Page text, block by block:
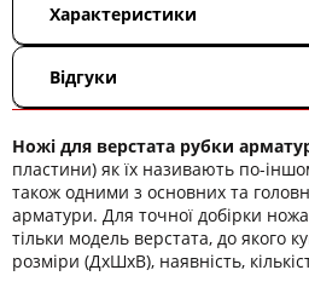
Характеристики
Відгуки
Ножі для верстата рубки
пластини) як їх називають по-
також одними з основних та
арматури. Для точної добірки
тільки модель верстата, до якого
розміри (ДхШхВ), наявність,